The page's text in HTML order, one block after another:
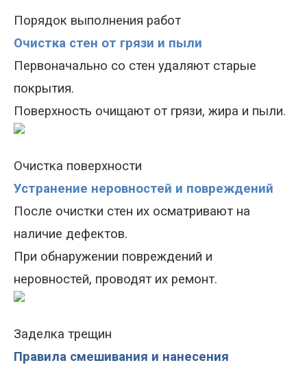
Порядок выполнения работ
Очистка стен от грязи и пыли
Первоначально со стен удаляют старые
покрытия.
Поверхность очищают от грязи, жира и пыли.
Очистка поверхности
Устранение неровностей и повреждений
После очистки стен их осматривают на
наличие дефектов.
При обнаружении повреждений и
неровностей, проводят их ремонт.
Заделка трещин
Правила смешивания и нанесения